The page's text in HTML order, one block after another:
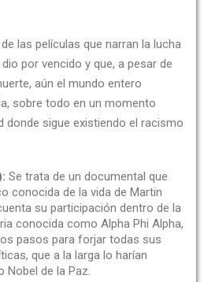
las películas que narran la lucha
por vencido y que, a pesar de
aún el mundo entero
sobre todo en un momento
donde sigue existiendo el racismo
Se trata de un documental que
conocida de la vida de Martin
su participación dentro de la
conocida como Alpha Phi Alpha,
pasos para forjar todas sus
que a la larga lo harían
Nobel de la Paz.